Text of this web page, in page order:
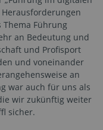
Thema Führung
an Bedeutung und
und Profisport
und voneinander
an
war auch für uns als
wir zukünftig weiter
sicher.